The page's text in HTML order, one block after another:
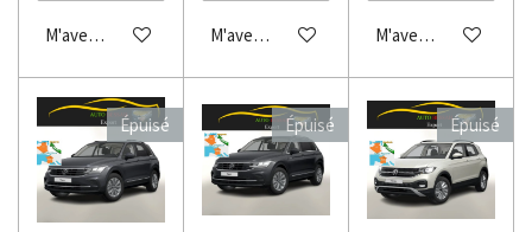
M'avertir si disponible M'avertir si disponible M'avertir si
Épuisé Épuisé Épuisé